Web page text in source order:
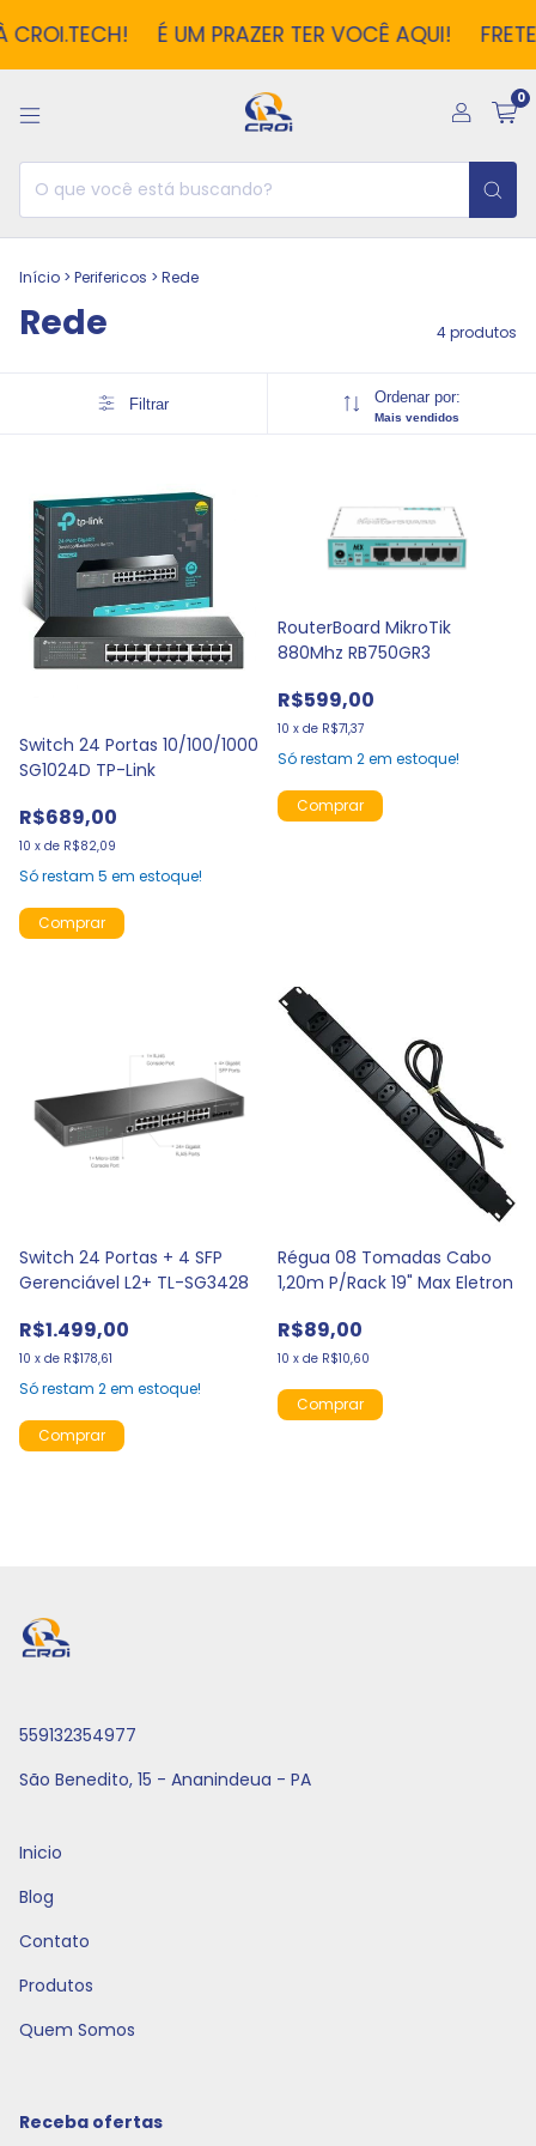
É UM PRAZER TER VOCÊ AQUI!
0
Início > Perifericos > Rede
Rede 4 produtos
Filtrar Ordenar por:
Mais vendidos
Switch 24 Portas 10/100/1000
SG1024D TP-Link
R$689,00
10 x de R$82,09
Só restam 5 em estoque!
RouterBoard MikroTik
880Mhz RB750GR3
R$599,00
10 x de R$71,37
Só restam 2em estoque!
Switch 24 Portas + 4 SFP
Gerenciável L2+ TL-SG3428
R$1.499,00
10 x de R$178,61
Só restam 2em estoque!
Régua 08 Tomadas Cabo
1,20m P/Rack 19" Max Eletron
R$89,00
10 x de R$10,60
559132354977
São Benedito, 15 - Ananindeua - PA
Inicio
Blog
Contato
Produtos
Quem Somos
Receba ofertas